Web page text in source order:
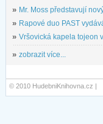
» Mr. Moss představují
» Rapové duo PAST
» Vršovická kapela tojeon
» zobrazit více...
© 2010 HudebniKnihovna.cz |